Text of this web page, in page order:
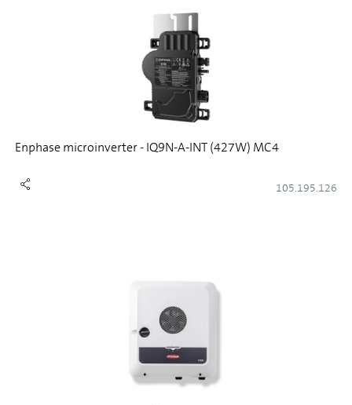
Enphase microinverter - IQ9N-A-INT (427W) MC4
105.195.126